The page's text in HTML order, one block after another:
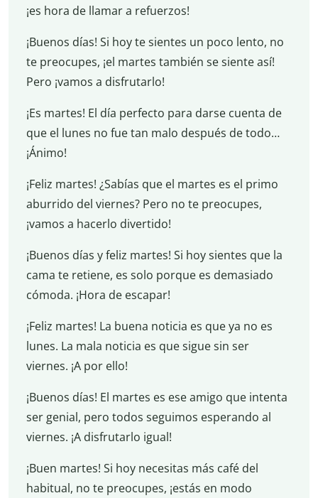
¡es hora de llamar a refuerzos!
¡Buenos días! Si hoy te sientes un poco lento, no
te preocupes, ¡el martes también se siente así!
Pero ¡vamos a disfrutarlo!
¡Es martes! El día perfecto para darse cuenta de
que el lunes no fue tan malo después de todo…
¡Ánimo!
¡Feliz martes! ¿Sabías que el martes es el primo
aburrido del viernes? Pero no te preocupes,
¡vamos a hacerlo divertido!
¡Buenos días y feliz martes! Si hoy sientes que la
cama te retiene, es solo porque es demasiado
cómoda. ¡Hora de escapar!
¡Feliz martes! La buena noticia es que ya no es
lunes. La mala noticia es que sigue sin ser
viernes. ¡A por ello!
¡Buenos días! El martes es ese amigo que intenta
ser genial, pero todos seguimos esperando al
viernes. ¡A disfrutarlo igual!
¡Buen martes! Si hoy necesitas más café del
habitual, no te preocupes, ¡estás en modo